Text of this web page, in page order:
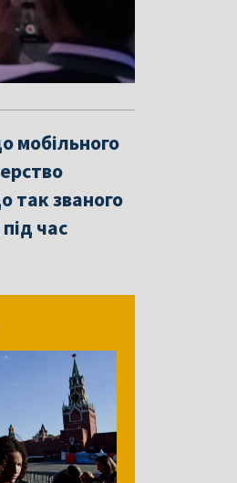
мобільного
так званого
час